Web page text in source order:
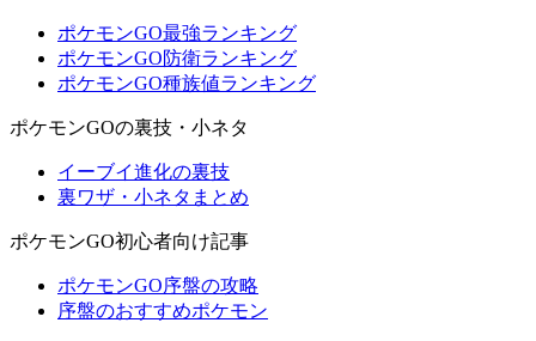
ポケモンGO最強ランキング
ポケモンGO防衛ランキング
ポケモンGO種族値ランキング
ポケモンGOの裏技・小ネタ
イーブイ進化の裏技
裏ワザ・小ネタまとめ
ポケモンGO初心者向け記事
ポケモンGO序盤の攻略
序盤のおすすめポケモン